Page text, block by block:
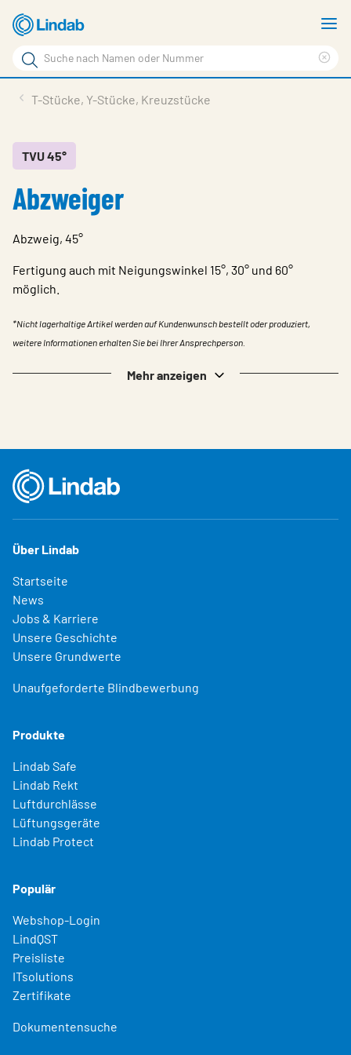
Zum
Hauptinhalt
Suchbegriff
Seite
durchsuchen
Im Fokus
Über Lindab
Einloggen
Sprache wählen
Switzerland - German
T-Stücke, Y-Stücke, Kreuzstücke
TVU 45°
Abzweiger
Abzweig, 45°
Fertigung auch mit Neigungswinkel 15°, 30° und 60°
möglich.
*Nicht lagerhaltige Artikel werden auf Kundenwunsch bestellt oder produziert,
weitere Informationen erhalten Sie bei Ihrer Ansprechperson.
Mehr anzeigen
Über Lindab
Startseite
News
Jobs & Karriere
Unsere Geschichte
Unsere Grundwerte
Unaufgeforderte Blindbewerbung
Produkte
Lindab Safe
Lindab Rekt
Luftdurchlässe
Lüftungsgeräte
Lindab Protect
Populär
Webshop-Login
LindQST
Preisliste
ITsolutions
Zertifikate
Dokumentensuche